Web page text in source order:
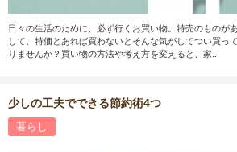
日々の生活のために、必ず行くお買い物。特売のものが
して、特価とあれば買わないとそんな気がしてつい買
りませんか？買い物の方法や考え方を変えると、家...
少しの工夫でできる節約術4つ
暮らし